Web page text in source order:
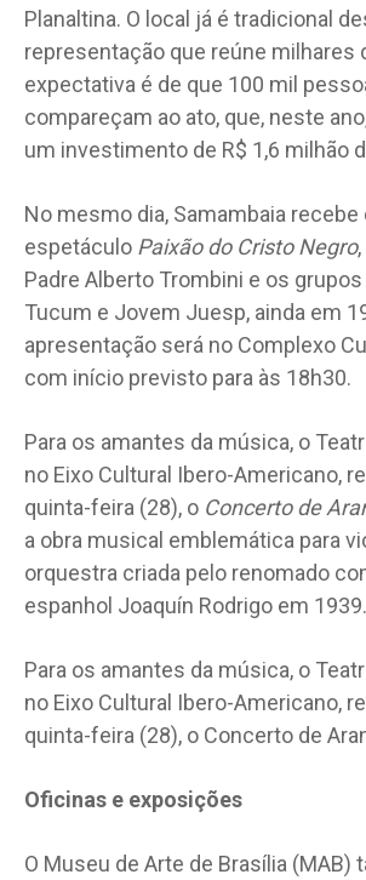
Planaltina. O local já é tradicional
representação que reúne milhares
expectativa é de que 100 mil
compareçam ao ato, que, neste
um investimento de R$ 1,6 milhão
No mesmo dia, Samambaia recebe
espetáculo Paixão do Cristo Negro
Padre Alberto Trombini e os
Tucum e Jovem Juesp, ainda em
apresentação será no Complexo
com início previsto para às 18h30.
Para os amantes da música, o
no Eixo Cultural Ibero-Americano,
quinta-feira (28), o Concerto de
a obra musical emblemática para
orquestra criada pelo renomado
espanhol Joaquín Rodrigo em 1939.
Para os amantes da música, o
no Eixo Cultural Ibero-Americano,
quinta-feira (28), o Concerto de
Oficinas e exposições
O Museu de Arte de Brasília (MAB)